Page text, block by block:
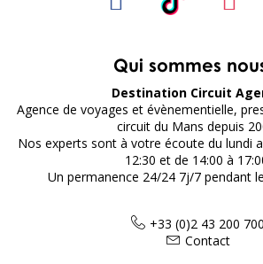
Qui sommes
Destination Circuit
Agence de voyages et évènementielle,
circuit du Mans depuis
Nos experts sont à votre écoute du lundi
12:30 et de 14:00 à
Un permanence 24/24 7j/7 pendant
+33 (0)2 43 200 700
Contact